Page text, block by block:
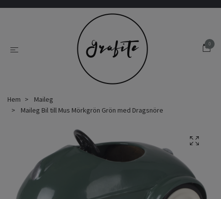
0
Hem
Maileg
Maileg Bil till Mus Mörkgrön Grön med Dragsnöre